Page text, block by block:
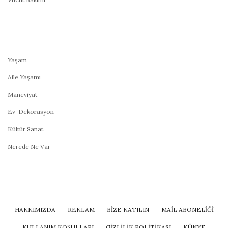
Yaşam
Aile Yaşamı
Maneviyat
Ev-Dekorasyon
Kültür Sanat
Nerede Ne Var
HAKKIMIZDA REKLAM BİZE KATILIN MAIL ABONELIĞI